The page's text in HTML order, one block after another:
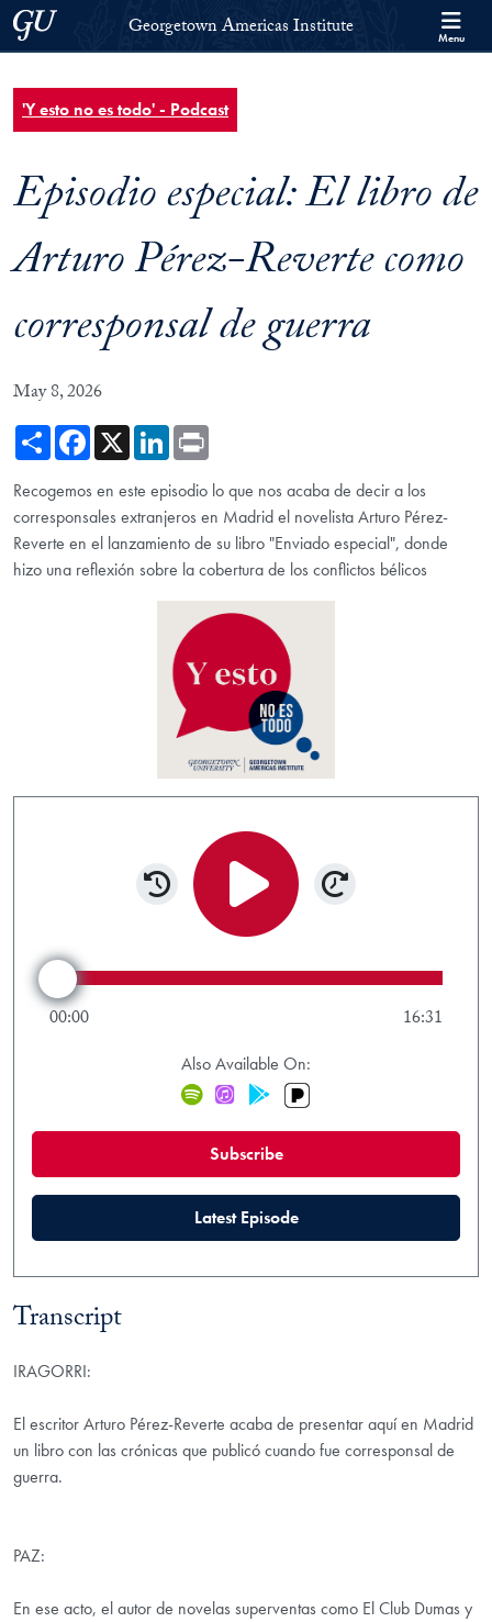
Skip to Georgetown Americas Institute Full Site Menu
Skip to main content
Georgetown UniversityGeorgetown Americas Institute Menu
'Y esto no es todo' - Podcast
Episodio especial: El libro de
Arturo Pérez-Reverte como
corresponsal de guerra
May 8, 2026
ShareFacebook
X LinkedIn
Recogemos en este episodio lo que nos acaba de decir a los
corresponsales extranjeros en Madrid el novelista Arturo Pérez-
Reverte en el lanzamiento de su libro "Enviado especial", donde
hizo una reflexión sobre la cobertura de los conflictos bélicos
Transcript
IRAGORRI:
El escritor Arturo Pérez-Reverte acaba de presentar aquí en Madrid
un libro con las crónicas que publicó cuando fue corresponsal de
guerra.
PAZ:
En ese acto, el autor de novelas superventas como El Club Dumas y
Rewind 15 seconds
Audio Scrubber
00:00 16:31
Also Available On:
Spotify
iTunesGoogle Play
Subscribe(new window)
Latest Episode(new window)